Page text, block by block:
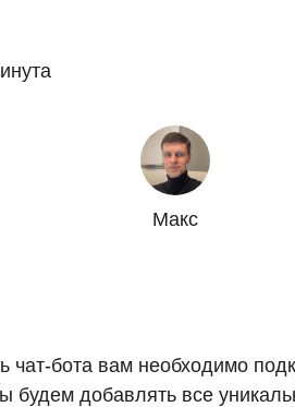
Макс
чат-бота вам необходимо
будем добавлять все